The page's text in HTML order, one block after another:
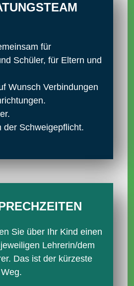
für
Schüler, für Eltern und
Wunsch Verbindungen
der Schweigepflicht.
Sie über Ihr Kind einen
Lehrerin/dem
Das ist der kürzeste